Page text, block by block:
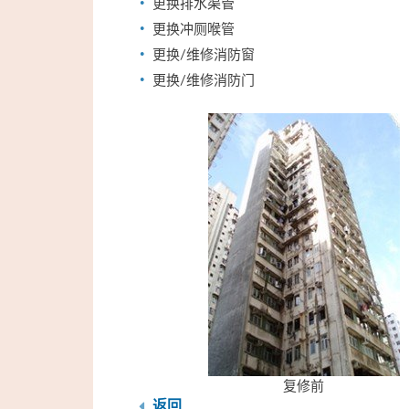
更换冲厕喉管
更换/维修消防窗
更换/维修消防门
复修前